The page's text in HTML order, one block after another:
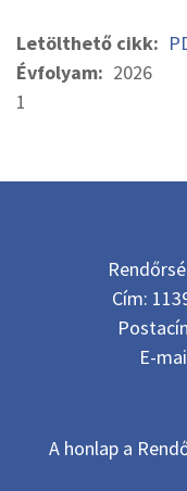
Letölthető cikk
Évfolyam
2026
1
Cím:
E-
A honlap a